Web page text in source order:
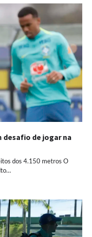
de jogar na
dos 4.150 metros O